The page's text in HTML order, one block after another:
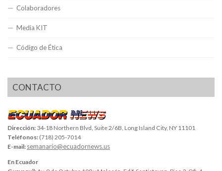
Colaboradores
Media KIT
Código de Ética
CONTACTO
Dirección: 34-18 Northern Blvd, Suite 2/6B, Long Island City, NY 11101
Teléfonos: (718) 205-7014
E-mail: semanario@ecuadornews.us
En Ecuador